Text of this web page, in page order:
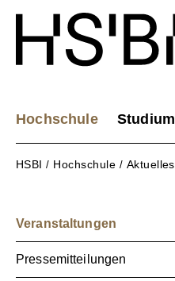
Hochschule Studium
HSBI / Hochschule / Aktuelles
Veranstaltungen
Pressemitteilungen